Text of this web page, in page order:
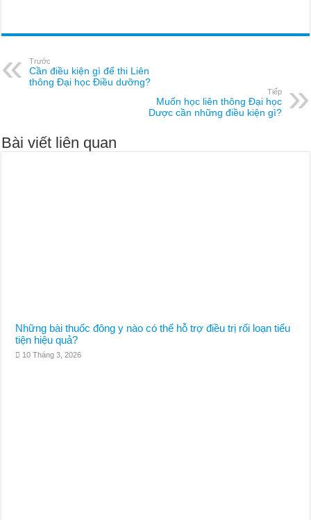
Trước
Cần điều kiện gì để thi Liên
thông Đại học Điều dưỡng?
Tiếp
Muốn học liên thông Đại học
Dược cần những điều kiện gì?
Bài viết liên quan
Những bài thuốc đông y nào có thể hỗ trợ điều trị rối loạn tiểu
tiện hiệu quả?
10 Tháng 3, 2026